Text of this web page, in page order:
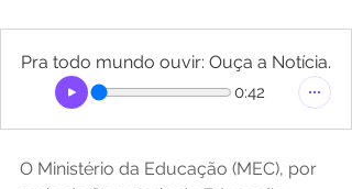
Pra todo mundo ouvir: Ouça a Notícia.
0:42
O Ministério da Educação (MEC), por